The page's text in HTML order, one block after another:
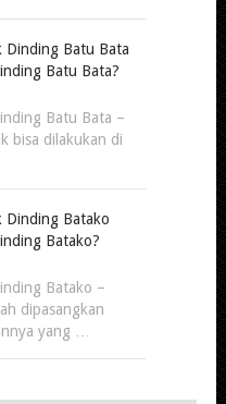
Batu Bata?
Batu Bata –
bisa dilakukan di
Batako?
Batako –
dipasangkan
yang …